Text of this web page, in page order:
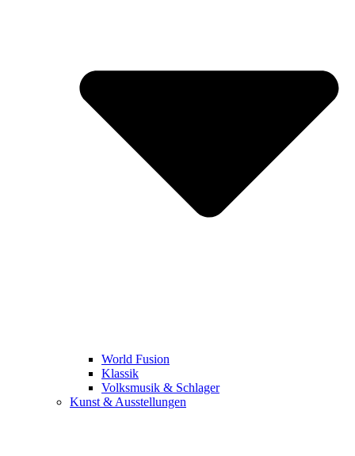
World Fusion
Klassik
Volksmusik & Schlager
Kunst & Ausstellungen